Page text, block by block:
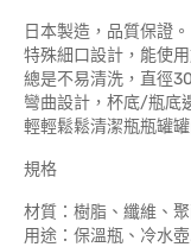
日本製造，品質保證。
特殊細口設計，能使
總是不易清洗，直徑
彎曲設計，杯底/瓶底
輕輕鬆鬆清潔瓶瓶罐罐
規格
材質：樹脂、纖維、
用途：保溫瓶、冷水